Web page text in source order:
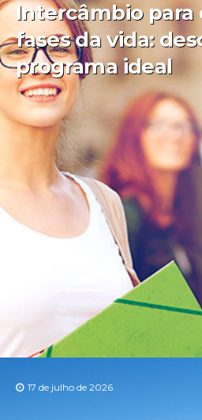
Intercâmbio para
fases da vida:
programa ideal
17 de julho de 2026